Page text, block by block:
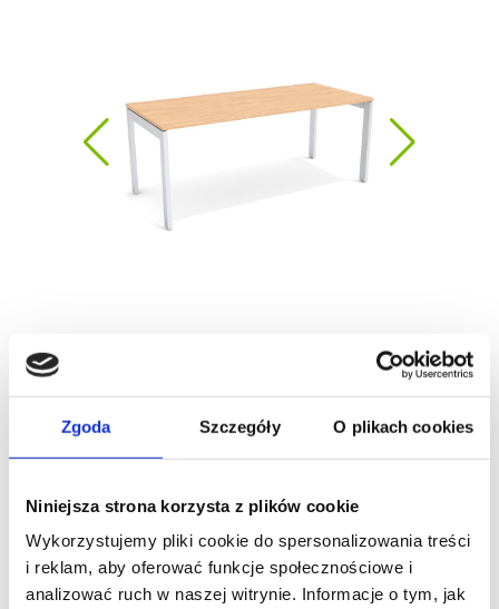
Zgoda Szczegóły O plikach cookies
Niniejsza strona korzysta z plików cookie
Wykorzystujemy pliki cookie do spersonalizowania treści
i reklam, aby oferować funkcje społecznościowe i
analizować ruch w naszej witrynie. Informacje o tym, jak